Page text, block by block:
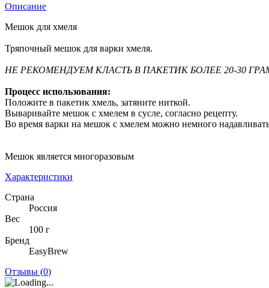
Описание
Мешок для хмеля
Тряпочный мешок для варки хмеля.
НЕ РЕКОМЕНДУЕМ КЛАСТЬ В ПАКЕТИК БОЛЕЕ 20-30
Процесс использования:
Положите в пакетик хмель, затяните ниткой.
Вываривайте мешок с хмелем в сусле, согласно рецепту.
Во время варки на мешок с хмелем можно немного
Мешок является многоразовым
Характеристики
Страна
Россия
Вес
100 г
Бренд
EasyBrew
Отзывы (0)